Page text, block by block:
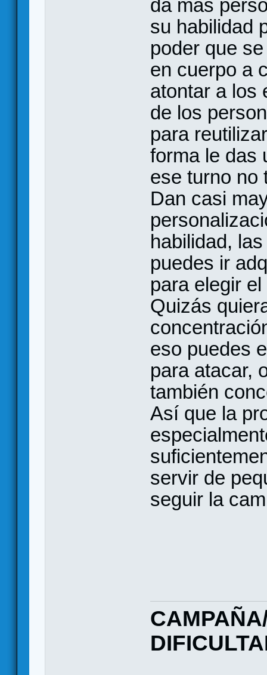
da más
su habilidad
poder que
en cuerpo a
atontar a los
de los
para
forma le das
ese turno no
Dan casi
habilidad,
puedes ir
para elegir
Quizás
eso puedes
para atacar,
también
Así que la
servir de
seguir la